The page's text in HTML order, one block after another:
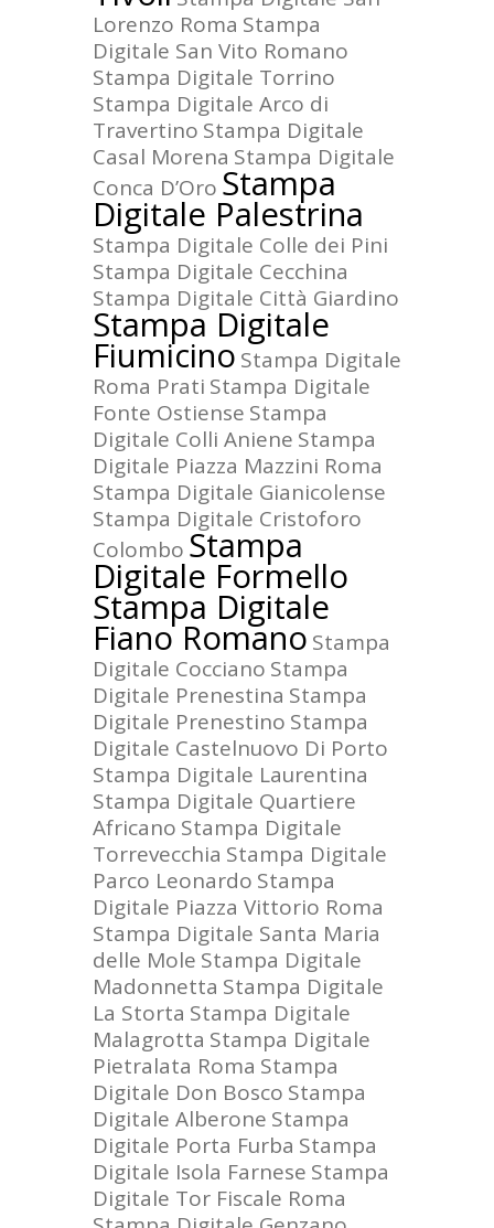
Lorenzo Roma Stampa
Digitale San Vito Romano
Stampa Digitale Torrino
Stampa Digitale Arco di
Travertino Stampa Digitale
Casal Morena Stampa Digitale
Conca D’Oro Stampa
Digitale Palestrina
Stampa Digitale Colle dei Pini
Stampa Digitale Cecchina
Stampa Digitale Città Giardino
Stampa Digitale
Fiumicino Stampa Digitale
Roma Prati Stampa Digitale
Fonte Ostiense Stampa
Digitale Colli Aniene Stampa
Digitale Piazza Mazzini Roma
Stampa Digitale Gianicolense
Stampa Digitale Cristoforo
Colombo Stampa
Digitale Formello
Stampa Digitale
Fiano Romano Stampa
Digitale Cocciano Stampa
Digitale Prenestina Stampa
Digitale Prenestino Stampa
Digitale Castelnuovo Di Porto
Stampa Digitale Laurentina
Stampa Digitale Quartiere
Africano Stampa Digitale
Torrevecchia Stampa Digitale
Parco Leonardo Stampa
Digitale Piazza Vittorio Roma
Stampa Digitale Santa Maria
delle Mole Stampa Digitale
Madonnetta Stampa Digitale
La Storta Stampa Digitale
Malagrotta Stampa Digitale
Pietralata Roma Stampa
Digitale Don Bosco Stampa
Digitale Alberone Stampa
Digitale Porta Furba Stampa
Digitale Isola Farnese Stampa
Digitale Tor Fiscale Roma